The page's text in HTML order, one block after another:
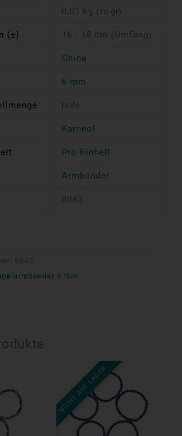
0,01 kg (10 gr)
(±) 16 - 18 cm (Umfang)
China
6 mm
jede
Karneol
Pro Einheit
Armbänder
8045
8045
6 mm
NICHT AUF LAGER